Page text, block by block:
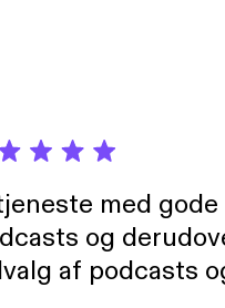
med gode
og
af podcasts